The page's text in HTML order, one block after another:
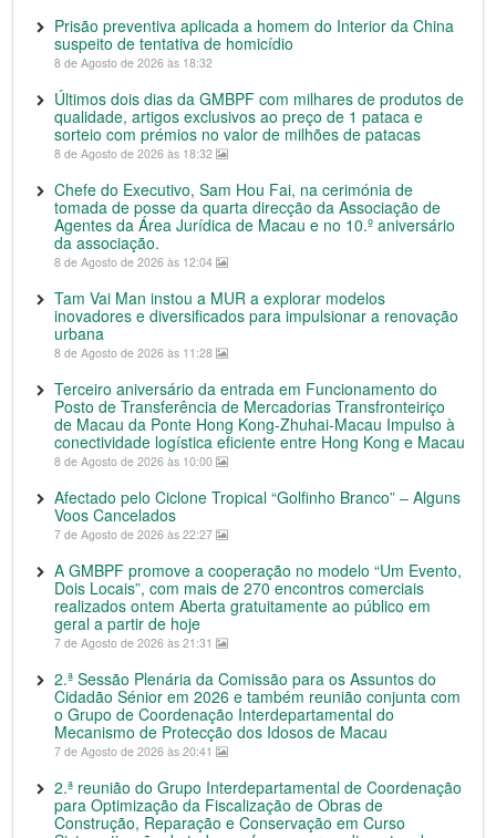
Prisão preventiva aplicada a homem do Interior da China
suspeito de tentativa de homicídio
8 de Agosto de 2026 às 18:32
Últimos dois dias da GMBPF com milhares de produtos de
qualidade, artigos exclusivos ao preço de 1 pataca e
sorteio com prémios no valor de milhões de patacas
8 de Agosto de 2026 às 18:32
Chefe do Executivo, Sam Hou Fai, na cerimónia de
tomada de posse da quarta direcção da Associação de
Agentes da Área Jurídica de Macau e no 10.º aniversário
da associação.
8 de Agosto de 2026 às 12:04
Tam Vai Man instou a MUR a explorar modelos
inovadores e diversificados para impulsionar a renovação
urbana
8 de Agosto de 2026 às 11:28
Terceiro aniversário da entrada em Funcionamento do
Posto de Transferência de Mercadorias Transfronteiriço
de Macau da Ponte Hong Kong-Zhuhai-Macau Impulso à
conectividade logística eficiente entre Hong Kong e Macau
8 de Agosto de 2026 às 10:00
Afectado pelo Ciclone Tropical “Golfinho Branco” – Alguns
Voos Cancelados
7 de Agosto de 2026 às 22:27
A GMBPF promove a cooperação no modelo “Um Evento,
Dois Locais”, com mais de 270 encontros comerciais
realizados ontem Aberta gratuitamente ao público em
geral a partir de hoje
7 de Agosto de 2026 às 21:31
2.ª Sessão Plenária da Comissão para os Assuntos do
Cidadão Sénior em 2026 e também reunião conjunta com
o Grupo de Coordenação Interdepartamental do
Mecanismo de Protecção dos Idosos de Macau
7 de Agosto de 2026 às 20:41
2.ª reunião do Grupo Interdepartamental de Coordenação
para Optimização da Fiscalização de Obras de
Construção, Reparação e Conservação em Curso